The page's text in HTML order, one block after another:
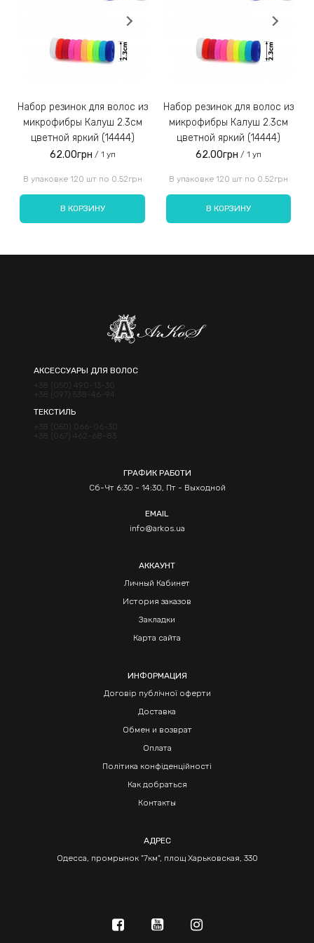
Набор резинок для волос из
микрофибры Калуш 2.3см
цветной яркий (14444)
62.00грн / 1 уп
В упаковке 120 шт по 0.52грн
В КОРЗИНУ
Набор резинок для волос из
микрофибры Калуш 2.3см
цветной яркий (14444)
62.00грн / 1 уп
В упаковке 120 шт по 0.52грн
В КОРЗИНУ
АКСЕССУАРЫ ДЛЯ ВОЛОС
+38 (050) 490-13-30
+38 (097) 538-46-94
ТЕКСТИЛЬ
+38 (050) 066-06-30
+38 (067) 462-68-83
ГРАФИК РАБОТИ
Сб-Чт 6:30 - 14:30, Пт - Выходной
EMAIL
info@arkos.ua
АККАУНТ
Личный Кабинет
История заказов
Закладки
Карта сайта
ИНФОРМАЦИЯ
Договір публічної оферти
Доставка
Обмен и возврат
Оплата
Політика конфіденційності
Как добраться
Контакты
АДРЕС
Одесса, промрынок "7км", площ Харьковская, 330